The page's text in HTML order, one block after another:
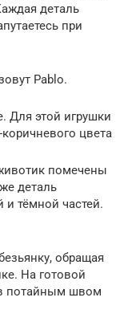
деталь
при
Pablo.
Для этой игрушки
цвета
помечены
деталь
и тёмной частей.
обращая
На готовой
потайным швом